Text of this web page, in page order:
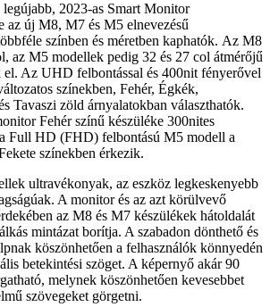
legújabb, 2023-as Smart Monitor
az új M8, M7 és M5 elnevezésű
színben és méretben kaphatók. Az M8
az M5 modellek pedig 32 és 27 col átmérőjű
el. Az UHD felbontással és 400nit fényerővel
színekben, Fehér, Égkék,
Tavaszi zöld árnyalatokban választhatók.
Fehér színű készüléke 300nites
Full HD (FHD) felbontású M5 modell a
színekben érkezik.
ultravékonyak, az eszköz legkeskenyebb
A monitor és az azt körülvevő
az M8 és M7 készülékek hátoldalát
mintázat borítja. A szabadon dönthető és
köszönhetően a felhasználók könnyedén
betekintési szöget. A képernyő akár 90
melynek köszönhetően kevesebbet
szövegeket görgetni.